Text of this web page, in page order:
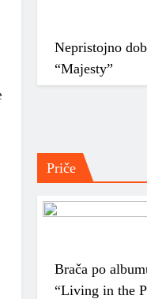
Nepristojno
“Majesty”
Priče
Brača po
“Living in the